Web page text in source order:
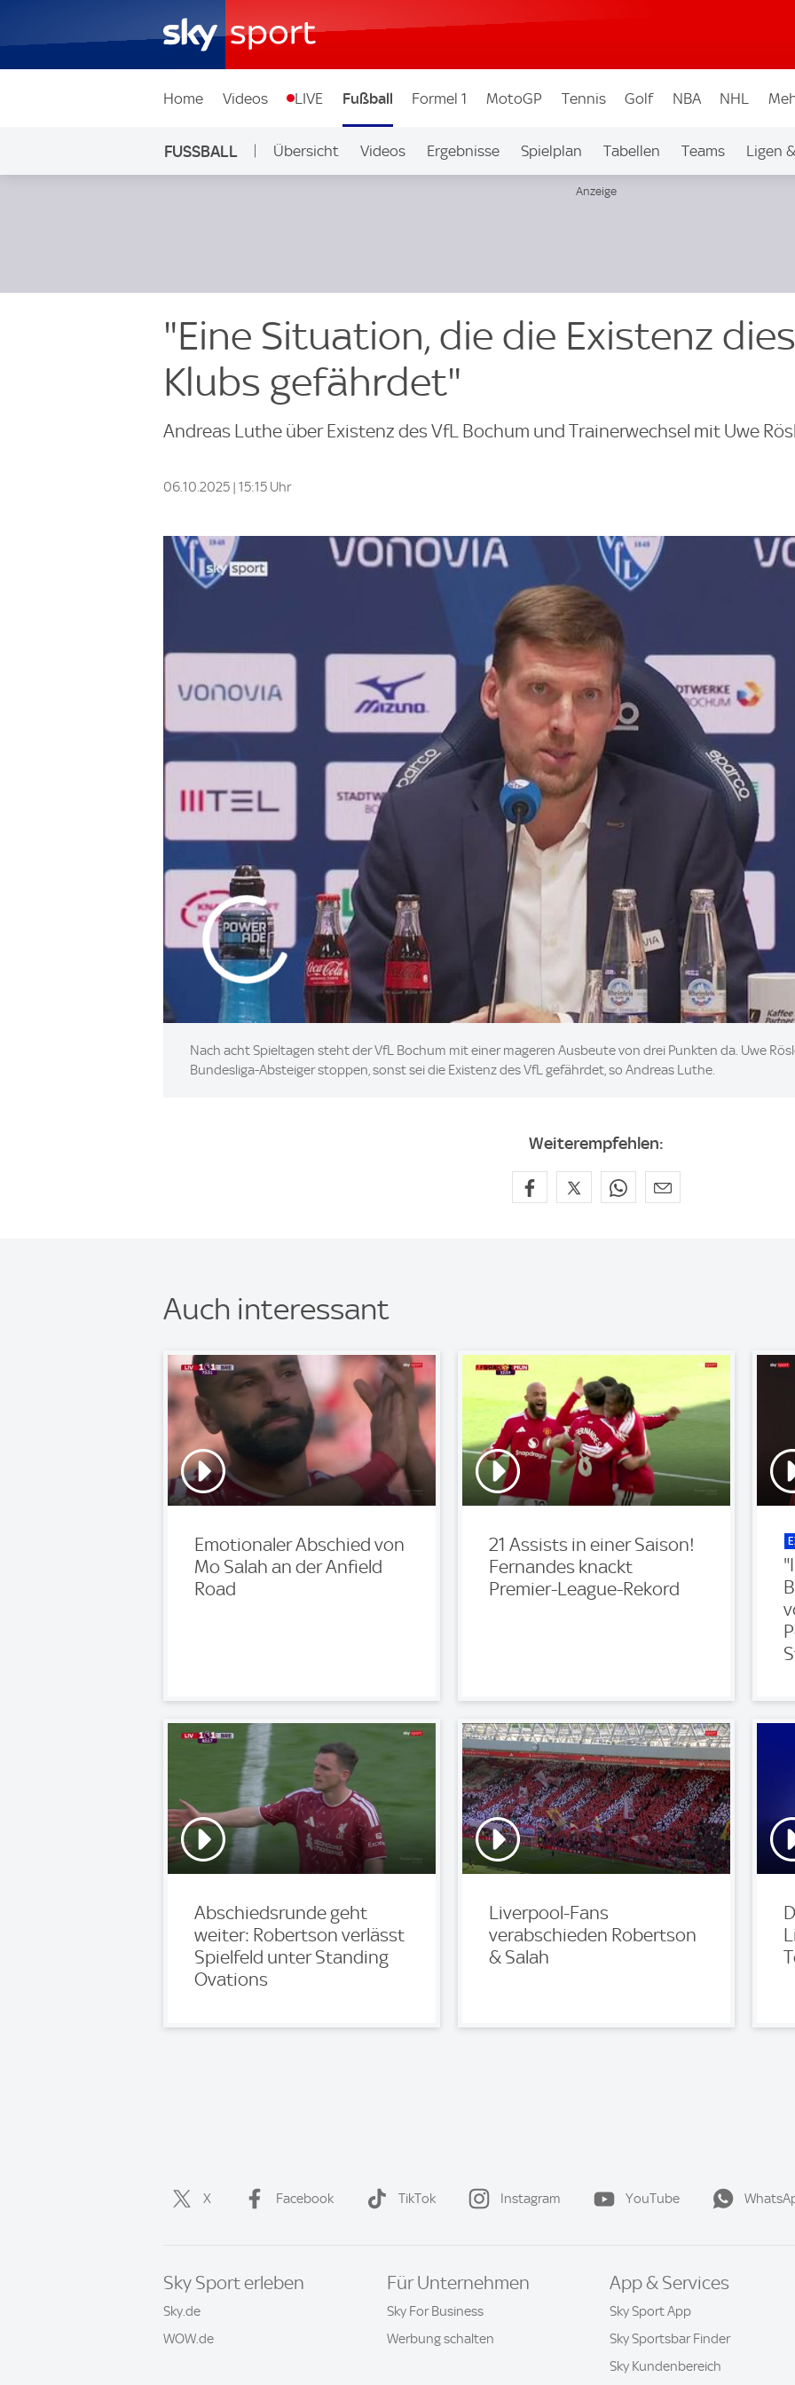
Home Videos LIVE Fußball Formel 1 MotoGP Tennis Golf NBA NHL
FUSSBALL Übersicht Videos Ergebnisse Spielplan Tabellen Teams Ligen
"Eine Situation, die die Existenz
Klubs gefährdet"
Andreas Luthe über Existenz des VfL Bochum und Trainerwechsel mit Uwe
06.10.2025 | 15:15 Uhr
Nach acht Spieltagen steht der VfL Bochum mit einer mageren Ausbeute von drei Punkten da. Uwe
Bundesliga-Absteiger stoppen, sonst sei die Existenz des VfL gefährdet, so Andreas Luthe.
Weiterempfehlen:
Auch interessant
Emotionaler Abschied von
Mo Salah an der Anfield
Road
21 Assists in einer Saison!
Fernandes knackt
Premier-League-Rekord
Abschiedsrunde geht
weiter: Robertson verlässt
Spielfeld unter Standing
Ovations
Liverpool-Fans
verabschieden Robertson
& Salah
X Facebook TikTok Instagram YouTube
Sky Sport erleben
Sky.de
WOW.de
Für Unternehmen
Sky For Business
Werbung schalten
App & Services
Sky Sport App
Sky Sportsbar Finder
Sky Kundenbereich